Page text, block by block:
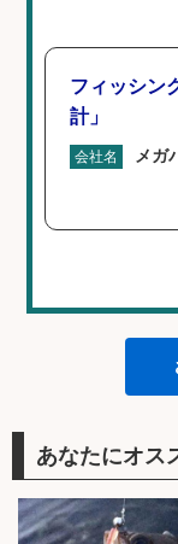
フィッシン
計」
会社名 メガ
あなたにオス